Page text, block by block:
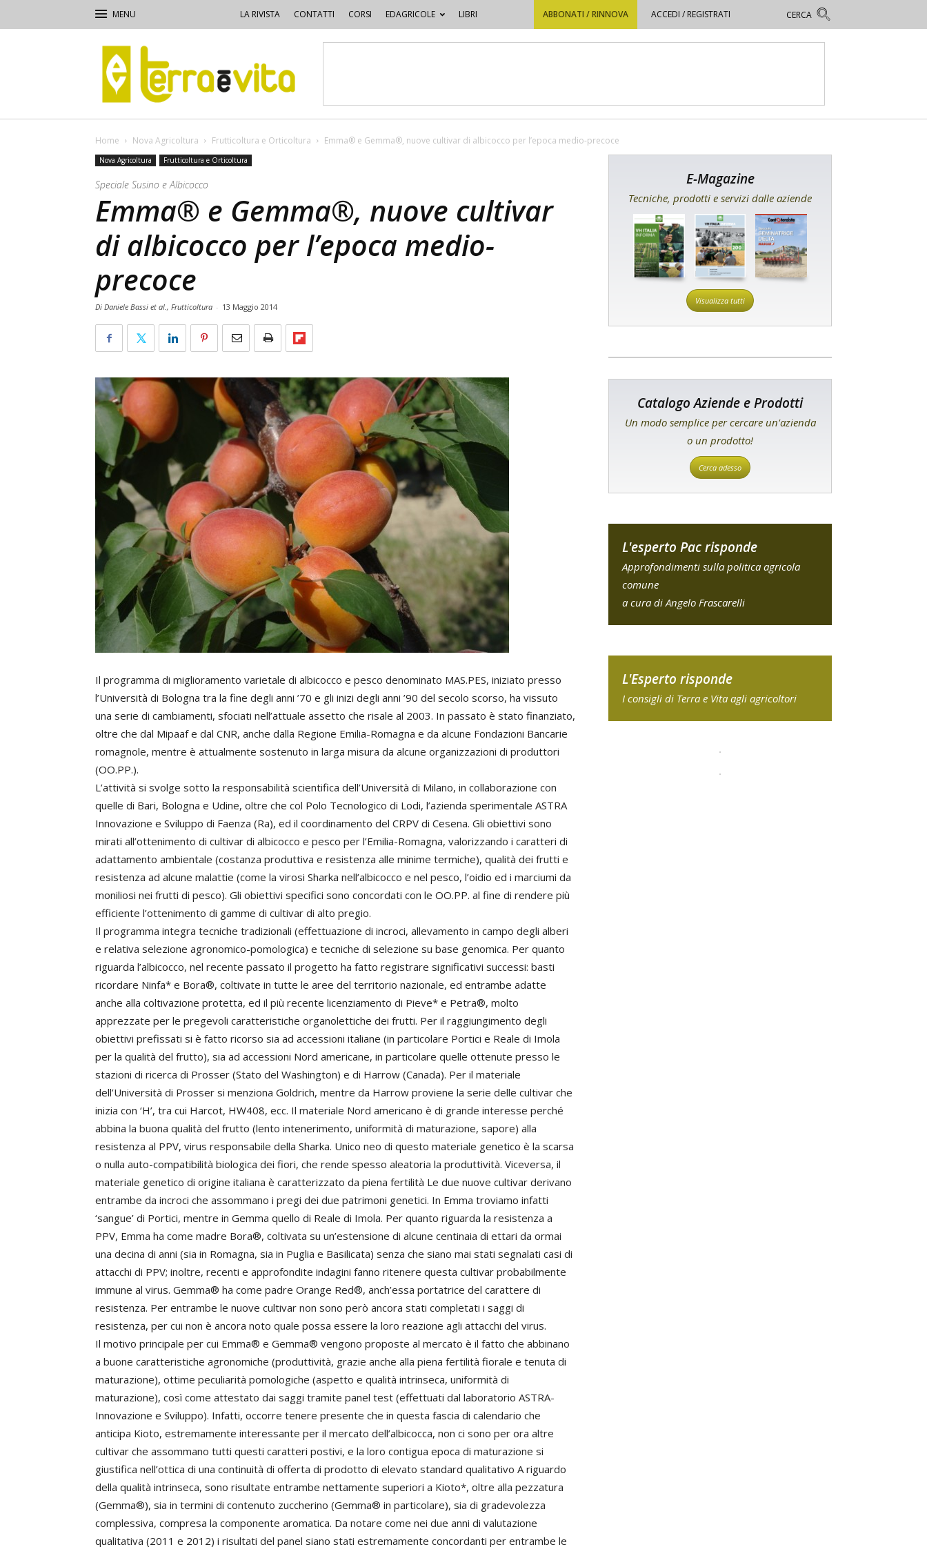
LA RIVISTA CONTATTI CORSI EDAGRICOLE LIBRI ABBONATI / RINNOVA ACCEDI / REGISTRATI
Terra
e
Vita
Home Nova Agricoltura Frutticoltura e Orticoltura Emma® e Gemma®, nuove cultivar di albicocco per l’epoca medio-precoce
Nova Agricoltura Frutticoltura e Orticoltura
Speciale Susino e Albicocco
Emma® e Gemma®, nuove cultivar
di albicocco per l’epoca medio-
precoce
Di Daniele Bassi et al., Frutticoltura - 13 Maggio 2014
Il programma di miglioramento varietale di albicocco e pesco denominato MAS.PES, iniziato presso
l’Università di Bologna tra la fine degli anni ’70 e gli inizi degli anni ’90 del secolo scorso, ha vissuto
una serie di cambiamenti, sfociati nell’attuale assetto che risale al 2003. In passato è stato finanziato,
oltre che dal Mipaaf e dal CNR, anche dalla Regione Emilia-Romagna e da alcune Fondazioni Bancarie
romagnole, mentre è attualmente sostenuto in larga misura da alcune organizzazioni di produttori
(OO.PP.).
L’attività si svolge sotto la responsabilità scientifica dell’Università di Milano, in collaborazione con
quelle di Bari, Bologna e Udine, oltre che col Polo Tecnologico di Lodi, l’azienda sperimentale ASTRA
Innovazione e Sviluppo di Faenza (Ra), ed il coordinamento del CRPV di Cesena. Gli obiettivi sono
mirati all’ottenimento di cultivar di albicocco e pesco per l’Emilia-Romagna, valorizzando i caratteri di
adattamento ambientale (costanza produttiva e resistenza alle minime termiche), qualità dei frutti e
resistenza ad alcune malattie (come la virosi Sharka nell’albicocco e nel pesco, l’oidio ed i marciumi da
moniliosi nei frutti di pesco). Gli obiettivi specifici sono concordati con le OO.PP. al fine di rendere più
efficiente l’ottenimento di gamme di cultivar di alto pregio.
Il programma integra tecniche tradizionali (effettuazione di incroci, allevamento in campo degli alberi
e relativa selezione agronomico-pomologica) e tecniche di selezione su base genomica. Per quanto
riguarda l’albicocco, nel recente passato il progetto ha fatto registrare significativi successi: basti
ricordare Ninfa* e Bora®, coltivate in tutte le aree del territorio nazionale, ed entrambe adatte
anche alla coltivazione protetta, ed il più recente licenziamento di Pieve* e Petra®, molto
apprezzate per le pregevoli caratteristiche organolettiche dei frutti. Per il raggiungimento degli
obiettivi prefissati si è fatto ricorso sia ad accessioni italiane (in particolare Portici e Reale di Imola
per la qualità del frutto), sia ad accessioni Nord americane, in particolare quelle ottenute presso le
stazioni di ricerca di Prosser (Stato del Washington) e di Harrow (Canada). Per il materiale
dell’Università di Prosser si menziona Goldrich, mentre da Harrow proviene la serie delle cultivar che
inizia con ‘H’, tra cui Harcot, HW408, ecc. Il materiale Nord americano è di grande interesse perché
abbina la buona qualità del frutto (lento intenerimento, uniformità di maturazione, sapore) alla
resistenza al PPV, virus responsabile della Sharka. Unico neo di questo materiale genetico è la scarsa
o nulla auto-compatibilità biologica dei fiori, che rende spesso aleatoria la produttività. Viceversa, il
materiale genetico di origine italiana è caratterizzato da piena fertilità Le due nuove cultivar derivano
entrambe da incroci che assommano i pregi dei due patrimoni genetici. In Emma troviamo infatti
‘sangue’ di Portici, mentre in Gemma quello di Reale di Imola. Per quanto riguarda la resistenza a
PPV, Emma ha come madre Bora®, coltivata su un’estensione di alcune centinaia di ettari da ormai
una decina di anni (sia in Romagna, sia in Puglia e Basilicata) senza che siano mai stati segnalati casi di
attacchi di PPV; inoltre, recenti e approfondite indagini fanno ritenere questa cultivar probabilmente
immune al virus. Gemma® ha come padre Orange Red®, anch’essa portatrice del carattere di
resistenza. Per entrambe le nuove cultivar non sono però ancora stati completati i saggi di
resistenza, per cui non è ancora noto quale possa essere la loro reazione agli attacchi del virus.
Il motivo principale per cui Emma® e Gemma® vengono proposte al mercato è il fatto che abbinano
a buone caratteristiche agronomiche (produttività, grazie anche alla piena fertilità fiorale e tenuta di
maturazione), ottime peculiarità pomologiche (aspetto e qualità intrinseca, uniformità di
maturazione), così come attestato dai saggi tramite panel test (effettuati dal laboratorio ASTRA-
Innovazione e Sviluppo). Infatti, occorre tenere presente che in questa fascia di calendario che
anticipa Kioto, estremamente interessante per il mercato dell’albicocca, non ci sono per ora altre
cultivar che assommano tutti questi caratteri postivi, e la loro contigua epoca di maturazione si
giustifica nell’ottica di una continuità di offerta di prodotto di elevato standard qualitativo A riguardo
della qualità intrinseca, sono risultate entrambe nettamente superiori a Kioto*, oltre alla pezzatura
(Gemma®), sia in termini di contenuto zuccherino (Gemma® in particolare), sia di gradevolezza
complessiva, compresa la componente aromatica. Da notare come nei due anni di valutazione
qualitativa (2011 e 2012) i risultati del panel siano stati estremamente concordanti per entrambe le
E-Magazine
Tecniche, prodotti e servizi dalle aziende
Visualizza tutti
Catalogo Aziende e Prodotti
Un modo semplice per cercare un'azienda
o un prodotto!
Cerca adesso
L'esperto Pac risponde
Approfondimenti sulla politica agricola
comune
a cura di Angelo Frascarelli
L'Esperto risponde
I consigli di Terra e Vita agli agricoltori